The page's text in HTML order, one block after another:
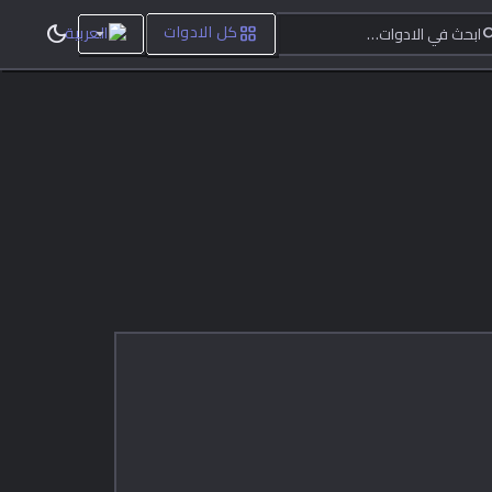
ابحث في الادوات… grid_view كل الادوات dark_mode